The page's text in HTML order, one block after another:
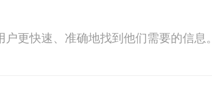
更快速、准确地找到他们需要的信息。